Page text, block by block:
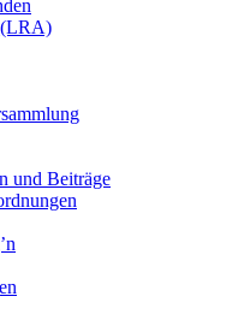
(LRA)
und Beiträge